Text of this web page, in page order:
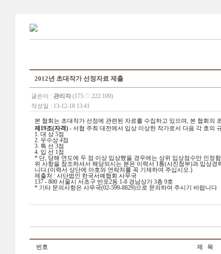
2012년 초대작가 선정자료 제출
글쓴이 : 관리자 (175.♡.222.109)
작성일 : 13-12-18 13:41
본 협회는 초대작가 선정에 관련된 자료를 수집하고 있으며, 본 협회의
제19조(자격) - 서협 주최 대전에서 입상 이상한 작가로서 다음 각 호의
1. 대 상 5점
2. 우수상 4점
3. 특 선 3점
4. 입 선 1점
* 단, 당해 연도에 두 점 이상 입상했을 경우에는 상위 입상점수만 인정
위 사항을 참조하셔서 해당되시는 분은 이력서 1통(사진첨부)과 입상
니다.(이력서 상단에 아호와 연락처를 꼭 기재하여 주십시오.)
제출처 : 사단법인 한국서예협회 사무국
137 - 800 서울시 서초구 반포2동 1-8 경남상가 3층 9호
* 기타 문의사항은 사무국(02-599-8829)으로 문의하여 주시기 바랍니다
번호 제 목